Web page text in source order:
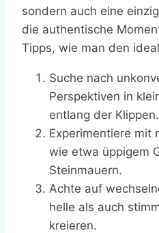
sondern auch eine
die authentische
Tipps, wie man den
Suche nach
Perspektiven in
entlang der Klippen.
Experimentiere mit
wie etwa üppigem
Steinmauern.
Achte auf
helle als auch
kreieren.